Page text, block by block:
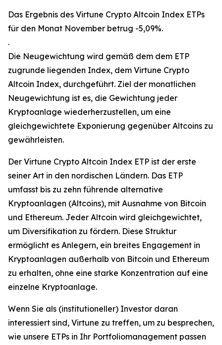
Das Ergebnis des Virtune Crypto Altcoin Index ETPs
für den Monat November betrug -5,09%.
.
Die Neugewichtung wird gemäß dem dem ETP
zugrunde liegenden Index, dem Virtune Crypto
Altcoin Index, durchgeführt. Ziel der monatlichen
Neugewichtung ist es, die Gewichtung jeder
Kryptoanlage wiederherzustellen, um eine
gleichgewichtete Exponierung gegenüber Altcoins zu
gewährleisten.
Der Virtune Crypto Altcoin Index ETP ist der erste
seiner Art in den nordischen Ländern. Das ETP
umfasst bis zu zehn führende alternative
Kryptoanlagen (Altcoins), mit Ausnahme von Bitcoin
und Ethereum. Jeder Altcoin wird gleichgewichtet,
um Diversifikation zu fördern. Diese Struktur
ermöglicht es Anlegern, ein breites Engagement in
Kryptoanlagen außerhalb von Bitcoin und Ethereum
zu erhalten, ohne eine starke Konzentration auf eine
einzelne Kryptoanlage.
Wenn Sie als (institutioneller) Investor daran
interessiert sind, Virtune zu treffen, um zu besprechen,
wie unsere ETPs in Ihr Portfoliomanagement passen